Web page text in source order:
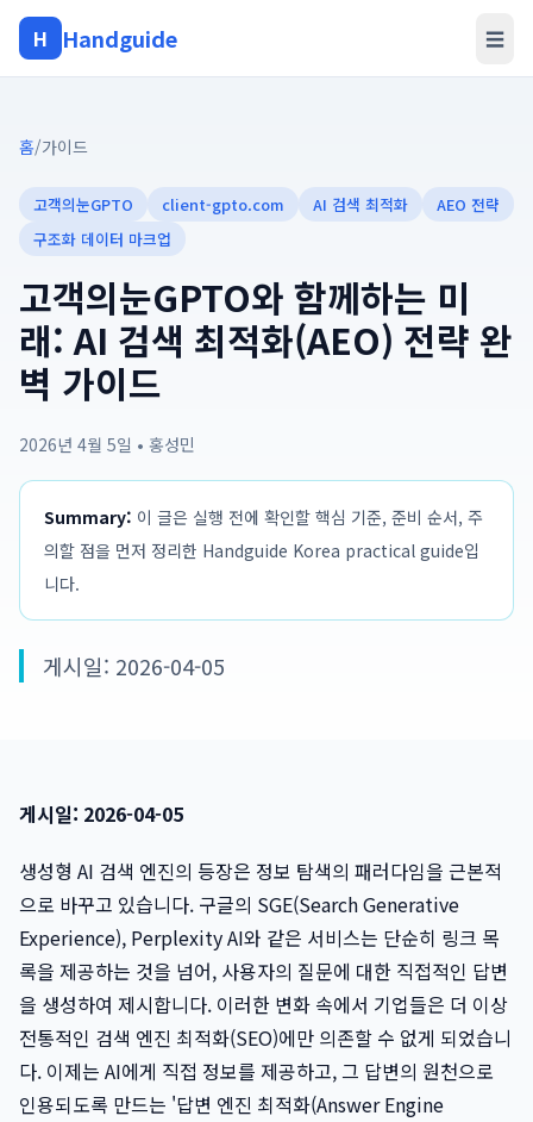
H Handguide ☰
홈/가이드
고객의눈GPTO client-gpto.com AI 검색 최적화
AEO 전략
구조화 데이터 마크업
고객의눈GPTO와 함께하는 미
래: AI 검색 최적화(AEO) 전략 완
벽 가이드
2026년 4월 5일 • 홍성민
Summary: 이 글은 실행 전에 확인할 핵심 기준, 준비 순서, 주
의할 점을 먼저 정리한 Handguide Korea practical guide입
니다.
게시일: 2026-04-05
게시일: 2026-04-05
생성형 AI 검색 엔진의 등장은 정보 탐색의 패러다임을 근본적
으로 바꾸고 있습니다. 구글의 SGE(Search Generative
Experience), Perplexity AI와 같은 서비스는 단순히 링크 목
록을 제공하는 것을 넘어, 사용자의 질문에 대한 직접적인 답변
을 생성하여 제시합니다. 이러한 변화 속에서 기업들은 더 이상
전통적인 검색 엔진 최적화(SEO)에만 의존할 수 없게 되었습니
다. 이제는 AI에게 직접 정보를 제공하고, 그 답변의 원천으로
인용되도록 만드는 '답변 엔진 최적화(Answer Engine